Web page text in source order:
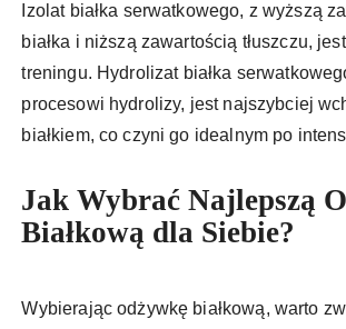
Izolat białka serwatkowego, z wyższą
białka i niższą zawartością tłuszczu,
treningu. Hydrolizat białka
procesowi hydrolizy, jest najszybciej
białkiem, co czyni go idealnym po
Jak Wybrać Najlepszą
Białkową dla Siebie?
Wybierając odżywkę białkową, warto